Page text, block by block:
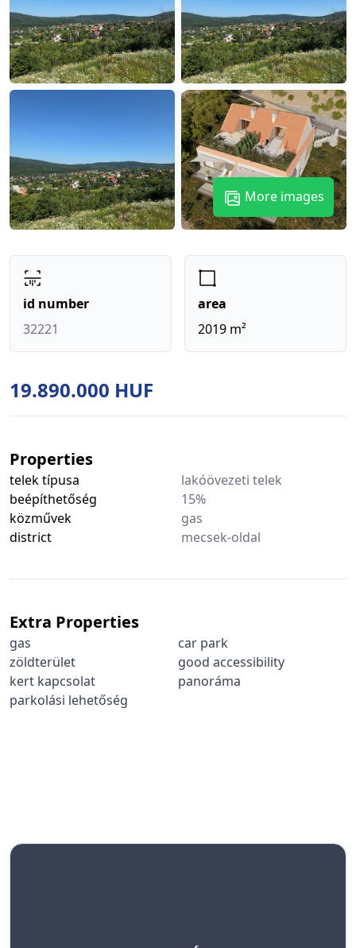
More images
id number
32221
area
2019 m²
19.890.000 HUF
Properties
telek típusa
lakóövezeti telek
beépíthetőség
15%
közművek
gas
district
mecsek-oldal
Extra Properties
gas
car park
zöldterület
good accessibility
kert kapcsolat
panoráma
parkolási lehetőség